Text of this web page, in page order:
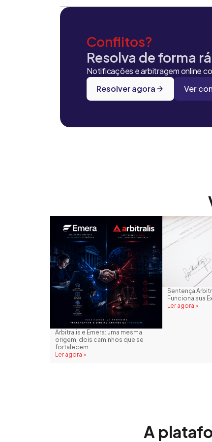
Conflitos?
Resolva de forma
Notificações e arbitragem online
Resolver agora
Ver
Arbitralis e Emera: uma mesma
origem, dois caminhos que se
fortalecem
Ler agora >
Sentença
Funciona sua
Ler agora >
A